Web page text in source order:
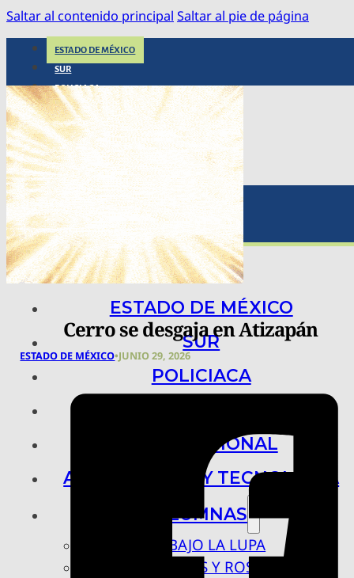
Saltar al contenido principal Saltar al pie de página
ESTADO DE MÉXICO
SUR
POLICIACA
NACIONAL
INTERNACIONAL
ARTE, CIENCIA Y TECNOLOGÍA
COLUMNAS
BAJO LA LUPA
RASTROS Y ROSTROS
VÍNCULOS ANIMALES
ESTADO DE MÉXICO
SUR
POLICIACA
INTERNACIONAL
ARTE, CIENCIA Y TECNOLOGÍA
COLUMNAS
BAJO LA LUPA
RASTROS Y ROSTROS
Cerro se desgaja en Atizapán
ESTADO DE MÉXICO•JUNIO 29, 2026